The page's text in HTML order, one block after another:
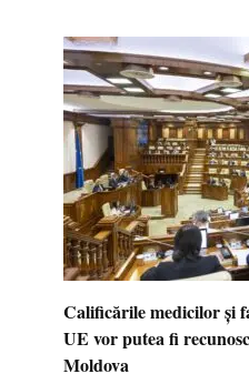
Calificările medicilor și
UE vor putea fi
Moldova